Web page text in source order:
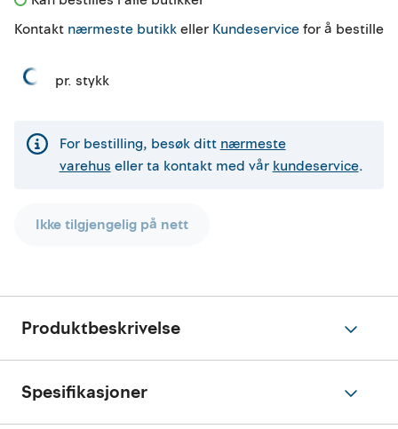
Kontakt nærmeste butikkeller Kundeservicefor å bestille
pr. stykk
For bestilling, besøk ditt nærmeste
varehus eller ta kontakt med vår kundeservice.
Ikke tilgjengelig på nett
Produktbeskrivelse
Spesifikasjoner